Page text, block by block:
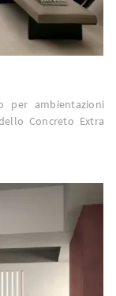
per ambientazioni
Concreto Extra